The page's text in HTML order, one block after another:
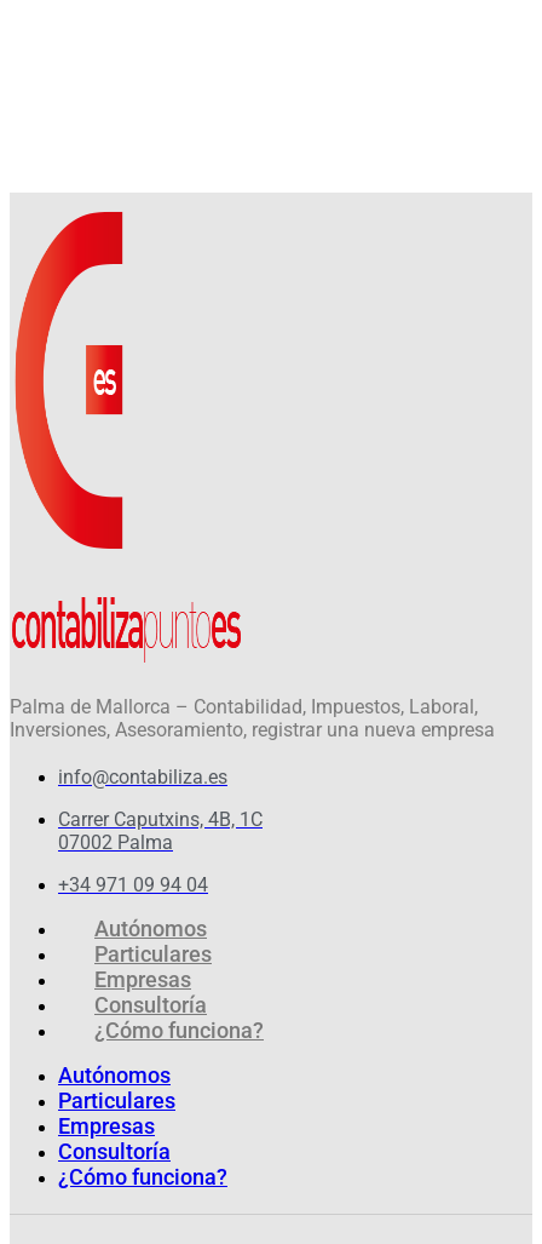
Palma de Mallorca – Contabilidad, Impuestos, Laboral,
Inversiones, Asesoramiento, registrar una nueva empresa
info@contabiliza.es
Carrer Caputxins, 4B, 1C
07002 Palma
+34 971 09 94 04
Autónomos
Particulares
Empresas
Consultoría
¿Cómo funciona?
Autónomos
Particulares
Empresas
Consultoría
¿Cómo funciona?